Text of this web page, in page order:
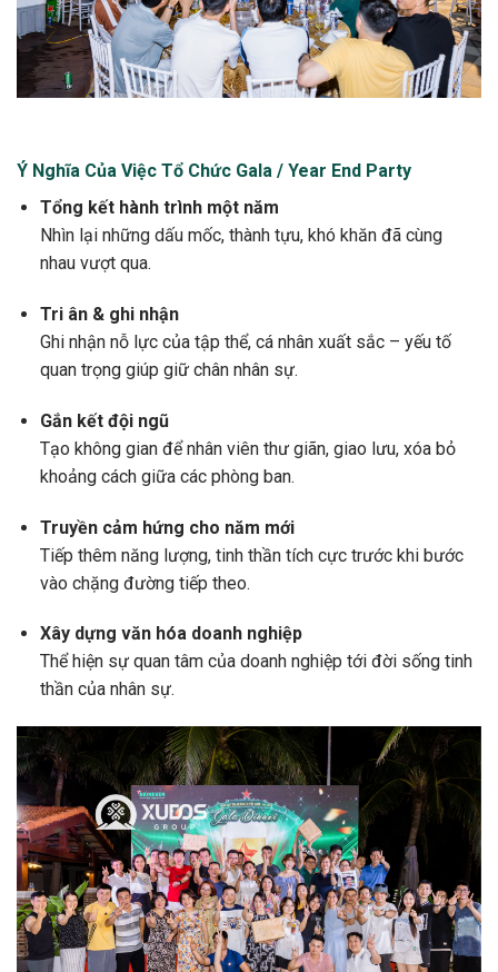
Ý Nghĩa Của Việc Tổ Chức Gala / Year End Party
Tổng kết hành trình một năm
Nhìn lại những dấu mốc, thành tựu, khó khăn đã cùng
nhau vượt qua.
Tri ân & ghi nhận
Ghi nhận nỗ lực của tập thể, cá nhân xuất sắc – yếu tố
quan trọng giúp giữ chân nhân sự.
Gắn kết đội ngũ
Tạo không gian để nhân viên thư giãn, giao lưu, xóa bỏ
khoảng cách giữa các phòng ban.
Truyền cảm hứng cho năm mới
Tiếp thêm năng lượng, tinh thần tích cực trước khi bước
vào chặng đường tiếp theo.
Xây dựng văn hóa doanh nghiệp
Thể hiện sự quan tâm của doanh nghiệp tới đời sống tinh
thần của nhân sự.